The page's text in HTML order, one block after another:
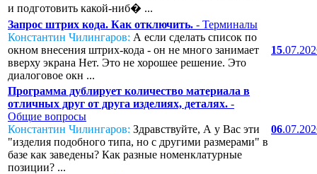
и подготовить какой-ниб� ...
Запрос штрих кода. Как отключить. - Терминалы
Константин Чилингаров: А если сделать список по
окном внесения штрих-кода - он не много занимает
вверху экрана Нет. Это не хорошее решение. Это
диалоговое окн ...
15
Программа дублирует количество материала в
отличных друг от друга изделиях, деталях. -
Общие вопросы
Константин Чилингаров: Здравствуйте, А у Вас эти
"изделия подобного типа, но с другими размерами" в
базе как заведены? Как разные номенклатурные
позиции? ...
06